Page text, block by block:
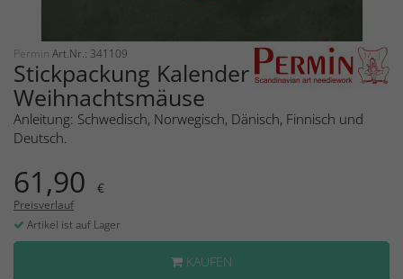
Permin Art.Nr.: 341109
Stickpackung Kalender
Weihnachtsmäuse
Anleitung: Schwedisch, Norwegisch, Dänisch, Finnisch und
Deutsch.
61,90 €
Preisverlauf
Artikel ist auf Lager
KAUFEN